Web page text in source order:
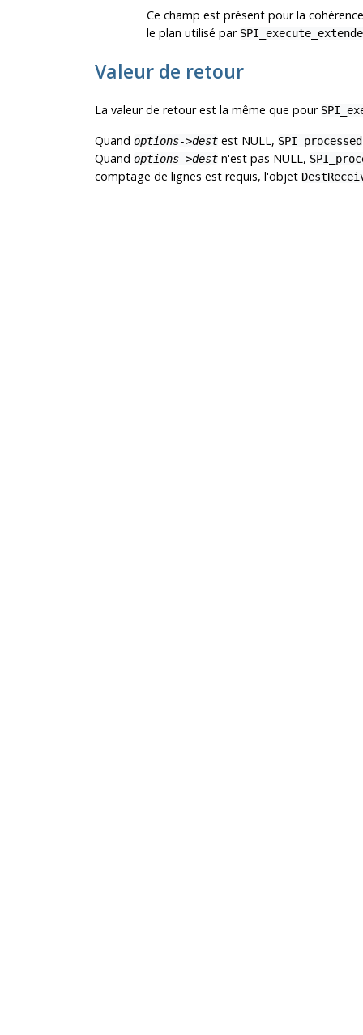
Ce champ est présent pour la
le plan utilisé par
Valeur de retour
La valeur de retour est la même que pour
Quand options->destest NULL, SPI_processed
Quand options->destn'est pas NULL,
comptage de lignes est requis, l'objet